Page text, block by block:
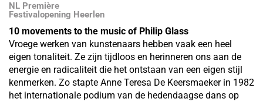
NL Première
Festivalopening Heerlen
10 movements to the music of Philip Glass
Vroege werken van kunstenaars hebben vaak een heel
eigen tonaliteit. Ze zijn tijdloos en herinneren ons aan de
energie en radicaliteit die het ontstaan van een eigen stijl
kenmerken. Zo stapte Anne Teresa De Keersmaeker in 1982
het internationale podium van de hedendaagse dans op